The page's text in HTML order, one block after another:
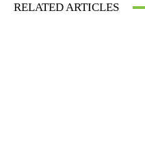
RELATED ARTICLES